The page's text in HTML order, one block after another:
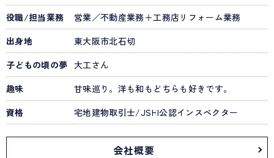
役職/担当業務
営業／不動産業務＋工務店リフォーム業務
出身地
東大阪市北石切
子どもの頃の夢 大工さん
趣味
甘味巡り。洋も和もどちらも好きです。
資格
宅地建物取引士/JSHI公認インスペクター
会社概要